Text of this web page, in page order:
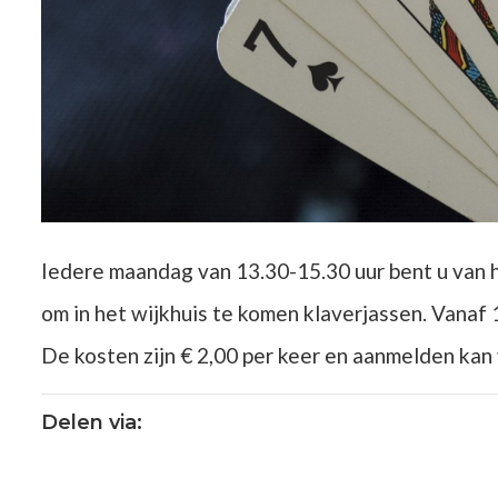
Iedere maandag van 13.30-15.30 uur bent u van
om in het wijkhuis te komen klaverjassen. Vanaf
De kosten zijn € 2,00 per keer en aanmelden kan
Delen via: